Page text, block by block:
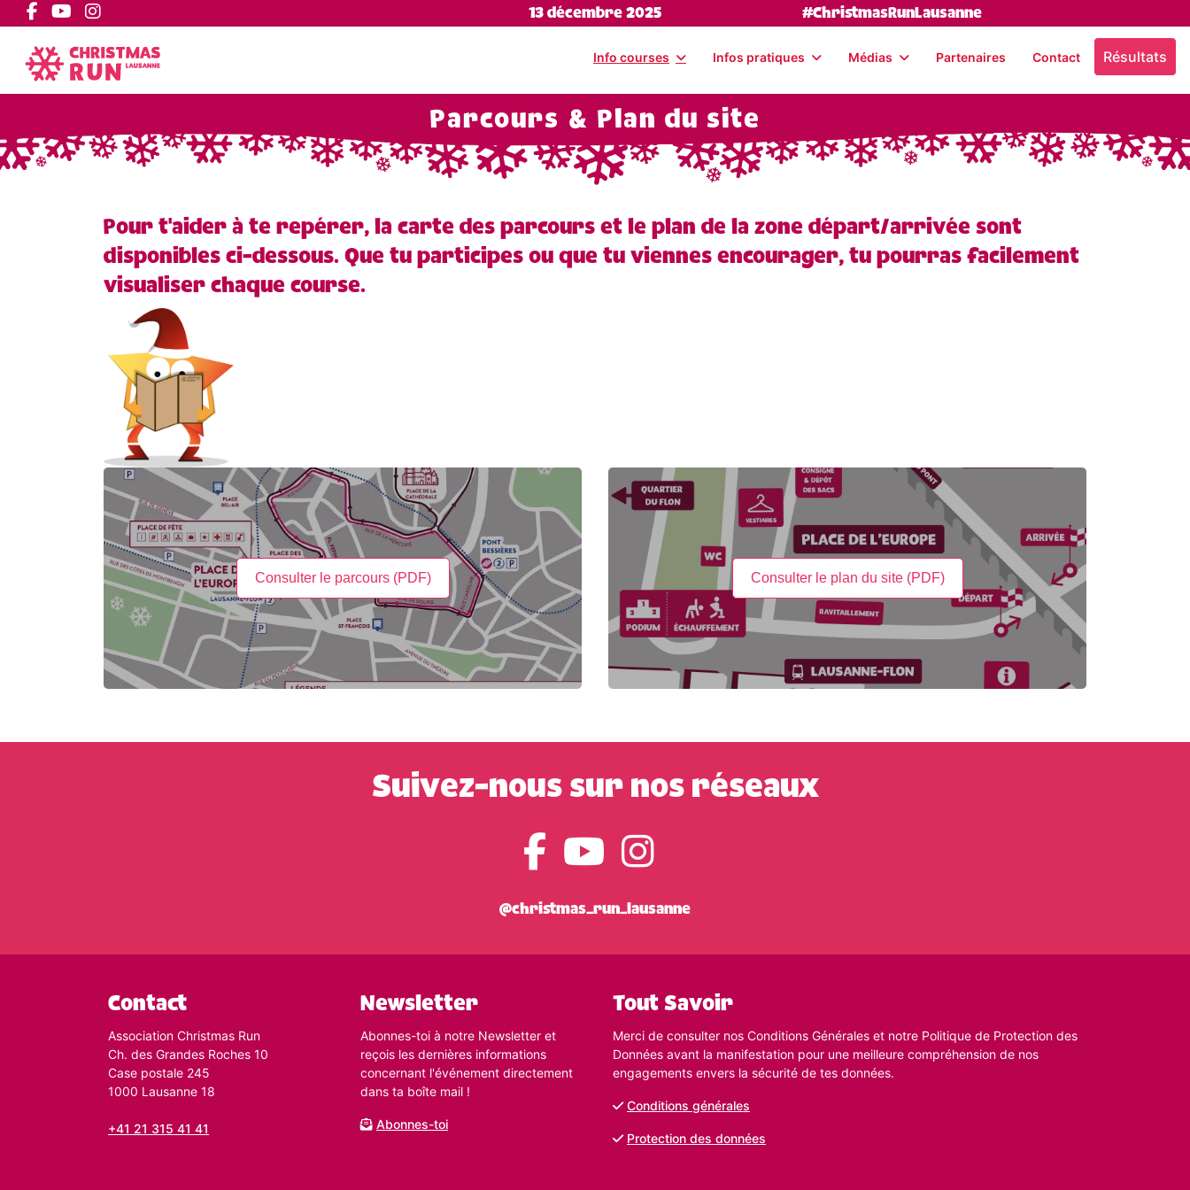
13 décembre 2025 #ChristmasRunLausanne
Info courses Infos pratiques Médias Partenaires Contact Résultats
Parcours & Plan du site
Pour t'aider à te repérer, la carte des parcours et le plan de la zone départ/arrivée sont
disponibles ci-dessous. Que tu participes ou que tu viennes encourager, tu pourras facilement
visualiser chaque course.
Consulter le parcours (PDF) Consulter le plan du site (PDF)
Suivez-nous sur nos réseaux
@christmas_run_lausanne
Contact
Association Christmas Run
Ch. des Grandes Roches 10
Case postale 245
1000 Lausanne 18
+41 21 315 41 41
Newsletter
Abonnes-toi à notre Newsletter et
reçois les dernières informations
concernant l'événement directement
dans ta boîte mail !
Abonnes-toi
Tout Savoir
Merci de consulter nos Conditions Générales et notre Politique de Protection des
Données avant la manifestation pour une meilleure compréhension de nos
engagements envers la sécurité de tes données.
Conditions générales
Protection des données